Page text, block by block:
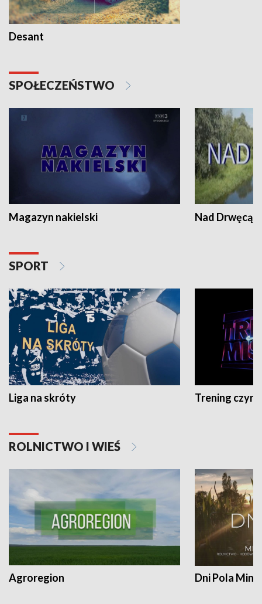
Desant
SPOŁECZEŃSTWO
Magazyn nakielski Nad Drwęcą
SPORT
Liga na skróty Trening czyni
ROLNICTWO I WIEŚ
Agroregion Dni Pola